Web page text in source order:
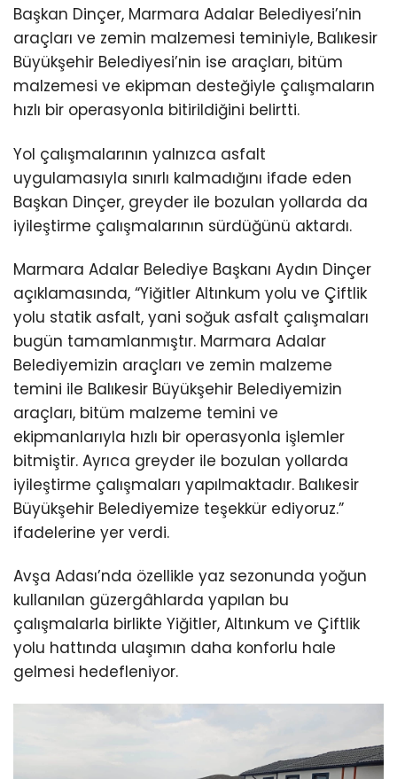
Başkan Dinçer, Marmara Adalar Belediyesi’nin
araçları ve zemin malzemesi teminiyle, Balıkesir
Büyükşehir Belediyesi’nin ise araçları, bitüm
malzemesi ve ekipman desteğiyle çalışmaların
hızlı bir operasyonla bitirildiğini belirtti.
Yol çalışmalarının yalnızca asfalt
uygulamasıyla sınırlı kalmadığını ifade eden
Başkan Dinçer, greyder ile bozulan yollarda da
iyileştirme çalışmalarının sürdüğünü aktardı.
Marmara Adalar Belediye Başkanı Aydın Dinçer
açıklamasında, “Yiğitler Altınkum yolu ve Çiftlik
yolu statik asfalt, yani soğuk asfalt çalışmaları
bugün tamamlanmıştır. Marmara Adalar
Belediyemizin araçları ve zemin malzeme
temini ile Balıkesir Büyükşehir Belediyemizin
araçları, bitüm malzeme temini ve
ekipmanlarıyla hızlı bir operasyonla işlemler
bitmiştir. Ayrıca greyder ile bozulan yollarda
iyileştirme çalışmaları yapılmaktadır. Balıkesir
Büyükşehir Belediyemize teşekkür ediyoruz.”
ifadelerine yer verdi.
Avşa Adası’nda özellikle yaz sezonunda yoğun
kullanılan güzergâhlarda yapılan bu
çalışmalarla birlikte Yiğitler, Altınkum ve Çiftlik
yolu hattında ulaşımın daha konforlu hale
gelmesi hedefleniyor.